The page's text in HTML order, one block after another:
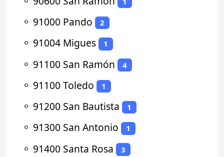
⚬ 91000 Pando 2
⚬ 91004 Migues 1
⚬ 91100 San Ramón 4
⚬ 91100 Toledo 1
⚬ 91200 San Bautista 1
⚬ 91300 San Antonio 1
⚬ 91400 Santa Rosa 3